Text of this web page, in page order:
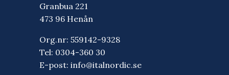
Granbua 221
473 96 Henån
Org.nr: 559142-9328
Tel: 0304-360 30
E-post: info@italnordic.se